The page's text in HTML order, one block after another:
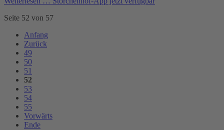
Seite 52 von 57
Anfang
Zurück
49
50
51
52
53
54
55
Vorwärts
Ende